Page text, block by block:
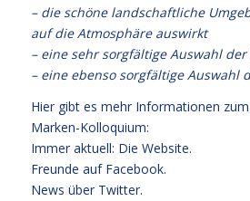
– die schöne landschaftliche
auf die Atmosphäre auswirkt
– eine sehr sorgfältige Auswahl der
– eine ebenso sorgfältige Auswahl
Hier gibt es mehr Informationen
Marken-Kolloquium:
Immer aktuell: Die Website.
Freunde auf Facebook.
News über Twitter.